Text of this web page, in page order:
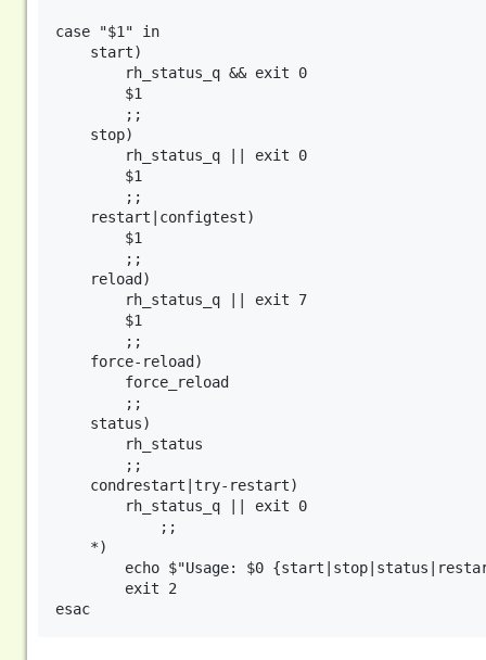
case "$1" in
    start)
        rh_status_q && exit 0
        $1
        ;;
    stop)
        rh_status_q || exit 0
        $1
        ;;
    restart|configtest)
        $1
        ;;
    reload)
        rh_status_q || exit 7
        $1
        ;;
    force-reload)
        force_reload
        ;;
    status)
        rh_status
        ;;
    condrestart|try-restart)
        rh_status_q || exit 0
            ;;
    *)
echo $"Usage: $0
        exit 2